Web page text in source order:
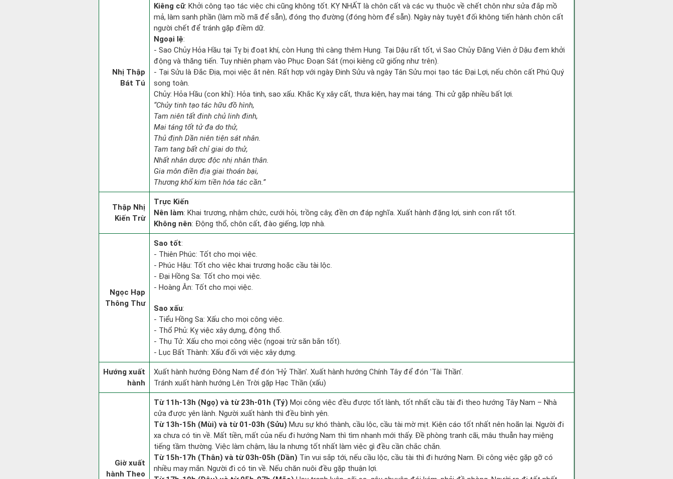
Nhị Thập
Bát Tú
Kiêng cữ: Khởi công tạo tác việc chi cũng không tốt. KỴ NHẤT là chôn cất và các vụ thuộc về chết chôn như sửa đắp mồ
mả, làm sanh phần (làm mồ mã để sẵn), đóng thọ đường (đóng hòm để sẵn). Ngày này tuyệt đối không tiến hành chôn cất
người chết để tránh gặp điềm dữ.
Ngoại lệ:
- Sao Chủy Hỏa Hầu tại Tỵ bị đoạt khí, còn Hung thì càng thêm Hung. Tại Dậu rất tốt, vì Sao Chủy Đăng Viên ở Dậu đem khởi
động và thăng tiến. Tuy nhiên phạm vào Phục Đoạn Sát (mọi kiêng cữ giống như trên).
- Tại Sửu là Đắc Địa, mọi việc ắt nên. Rất hợp với ngày Đinh Sửu và ngày Tân Sửu mọi tạo tác Đại Lợi, nếu chôn cất Phú Quý
song toàn.
Chủy: Hỏa Hầu (con khỉ): Hỏa tinh, sao xấu. Khắc Kỵ xây cất, thưa kiện, hay mai táng. Thi cử gặp nhiều bất lợi.
“Chủy tinh tạo tác hữu đồ hình,
Tam niên tất đinh chủ linh đinh,
Mai táng tốt tử đa do thử,
Thủ định Dần niên tiện sát nhân.
Tam tang bất chỉ giai do thử,
Nhất nhân dược độc nhị nhân thân.
Gia môn điền địa giai thoán bại,
Thương khố kim tiền hóa tác cần.”
Thập Nhị
Kiến Trừ
Trực Kiến
Nên làm: Khai trương, nhậm chức, cưới hỏi, trồng cây, đền ơn đáp nghĩa. Xuất hành đặng lợi, sinh con rất tốt.
Không nên: Động thổ, chôn cất, đào giếng, lợp nhà.
Ngọc Hạp
Thông Thư
Sao tốt:
- Thiên Phúc: Tốt cho mọi việc.
- Phúc Hậu: Tốt cho việc khai trương hoặc cầu tài lộc.
- Đại Hồng Sa: Tốt cho mọi việc.
- Hoàng Ân: Tốt cho mọi việc.
Sao xấu:
- Tiểu Hồng Sa: Xấu cho mọi công việc.
- Thổ Phủ: Kỵ việc xây dựng, động thổ.
- Thụ Tử: Xấu cho mọi công việc (ngoại trừ săn bắn tốt).
- Lục Bất Thành: Xấu đối với việc xây dựng.
Hướng xuất
hành
Xuất hành hướng Đông Nam để đón 'Hỷ Thần'. Xuất hành hướng Chính Tây để đón 'Tài Thần'.
Tránh xuất hành hướng Lên Trời gặp Hạc Thần (xấu)
Giờ xuất
hành Theo
Từ 11h-13h (Ngọ) và từ 23h-01h (Tý) Mọi công việc đều được tốt lành, tốt nhất cầu tài đi theo hướng Tây Nam – Nhà
cửa được yên lành. Người xuất hành thì đều bình yên.
Từ 13h-15h (Mùi) và từ 01-03h (Sửu) Mưu sự khó thành, cầu lộc, cầu tài mờ mịt. Kiện cáo tốt nhất nên hoãn lại. Người đi
xa chưa có tin về. Mất tiền, mất của nếu đi hướng Nam thì tìm nhanh mới thấy. Đề phòng tranh cãi, mâu thuẫn hay miệng
tiếng tầm thường. Việc làm chậm, lâu la nhưng tốt nhất làm việc gì đều cần chắc chắn.
Từ 15h-17h (Thân) và từ 03h-05h (Dần) Tin vui sắp tới, nếu cầu lộc, cầu tài thì đi hướng Nam. Đi công việc gặp gỡ có
nhiều may mắn. Người đi có tin về. Nếu chăn nuôi đều gặp thuận lợi.